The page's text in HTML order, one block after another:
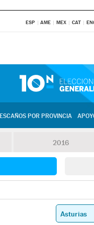
ESP AME MEX CAT
ESCAÑOS POR PROVINCIA
2016